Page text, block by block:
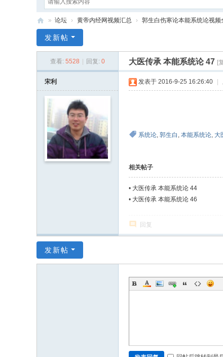
帝
» 论坛 › 黄帝内经网视频汇总 › 郭生白伤寒论本能系统论视频
发新帖
查看: 5528 回复: 0 大医传承 本能系统论 47 [
宋利 发表于 2016-9-25 16:26:40
系统论, 郭生白 , 本能系统论, 大
相关帖子
• 大医传承 本能系统论 44
• 大医传承 本能系统论 46
回复
发新帖